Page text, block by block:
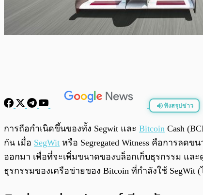
ฟังสรุปข่าว
พร้อมเล่น
การถือกำเนิดขึ้นของทั้ง Segwit และ Bitcoin Cash
กัน เมื่อ SegWit หรือ Segregated Witness คือการลด
ออกมา เพื่อที่จะเพิ่มขนาดของบล็อกเก็บธุรกรรม แล
ธุรกรรมของเครือข่ายของ Bitcoin ที่กำลังใช้